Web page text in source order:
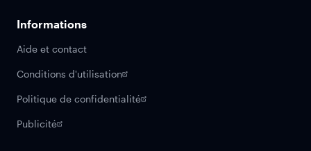
Informations
Aide et contact
Conditions d'utilisation
Politique de confidentialité
Publicité